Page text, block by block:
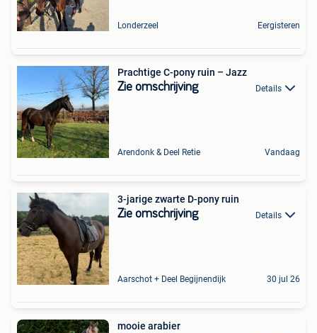
Londerzeel Eergisteren
Prachtige C-pony ruin – Jazz
Zie omschrijving Details
Arendonk & Deel Retie Vandaag
3-jarige zwarte D-pony ruin
Zie omschrijving Details
Aarschot + Deel Begijnendijk 30 jul 26
mooie arabier